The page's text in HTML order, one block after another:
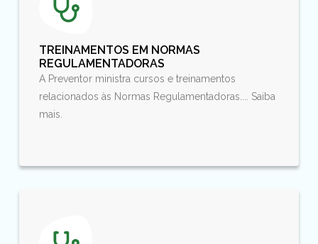
TREINAMENTOS EM NORMAS
REGULAMENTADORAS
A Preventor ministra cursos e treinamentos
relacionados às Normas Regulamentadoras.... Saiba
mais.